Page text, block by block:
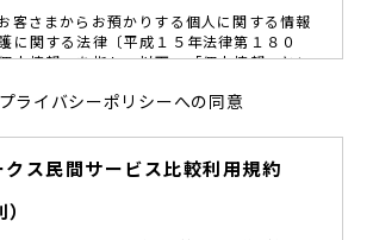
客さまからお預かりする個人に関する情報
に関する法律〔平成１５年法律第１８０
人情報」を指し、以下、「個人情報」とい
な社会的責務であると考えております。
従業員に個人情報保護の重要性の認識と取
ことによって、個人情報の適切な取り扱い
す。
プライバシーポリシーへの同意
ス民間サービス比較利用規約